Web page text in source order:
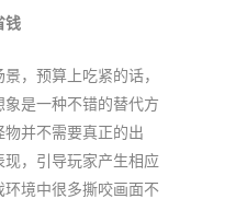
钱
，预算上吃紧的话，
是一种不错的替代方
并不需要真正的出
，引导玩家产生相应
境中很多撕咬画面不